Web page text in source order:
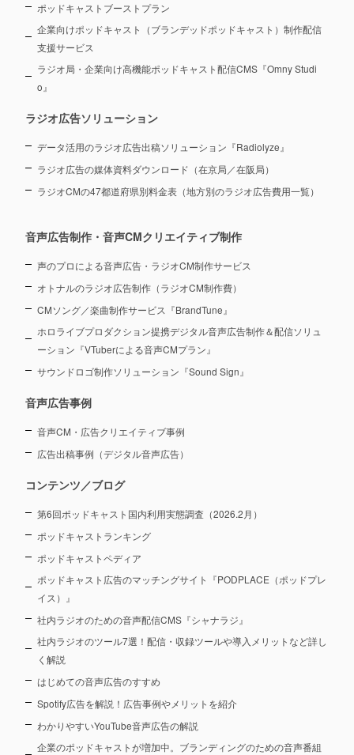
ポッドキャストブーストプラン
企業向けポッドキャスト（ブランデッドポッドキャスト）制作配信
支援サービス
ラジオ局・企業向け高機能ポッドキャスト配信CMS『Omny Studi
o』
ラジオ広告ソリューション
データ活用のラジオ広告出稿ソリューション『Radiolyze』
ラジオ広告の媒体資料ダウンロード（在京局／在阪局）
ラジオCMの47都道府県別料金表（地方別のラジオ広告費用一覧）
音声広告制作・音声CMクリエイティブ制作
声のプロによる音声広告・ラジオCM制作サービス
オトナルのラジオ広告制作（ラジオCM制作費）
CMソング／楽曲制作サービス『BrandTune』
ホロライブプロダクション提携デジタル音声広告制作＆配信ソリュ
ーション 『VTuberによる音声CMプラン』
サウンドロゴ制作ソリューション『Sound Sign』
音声広告事例
音声CM・広告クリエイティブ事例
広告出稿事例（デジタル音声広告）
コンテンツ／ブログ
第6回ポッドキャスト国内利用実態調査（2026.2月）
ポッドキャストランキング
ポッドキャストペディア
ポッドキャスト広告のマッチングサイト『PODPLACE（ポッドプレ
イス）』
社内ラジオのための音声配信CMS『シャナラジ』
社内ラジオのツール7選！配信・収録ツールや導入メリットなど詳し
く解説
はじめての音声広告のすすめ
Spotify広告を解説！広告事例やメリットを紹介
わかりやすいYouTube音声広告の解説
企業のポッドキャストが増加中。ブランディングのための音声番組